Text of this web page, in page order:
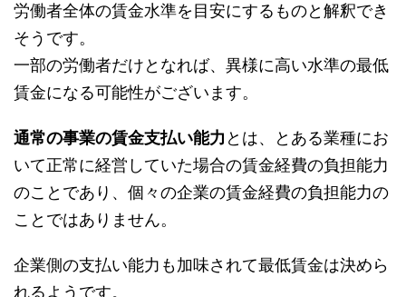
労働者全体の賃金水準を目安にするものと解釈でき
そうです。
一部の労働者だけとなれば、異様に高い水準の最低
賃金になる可能性がございます。
通常の事業の賃金支払い能力 とは、とある業種にお
いて正常に経営していた場合の賃金経費の負担能力
のことであり、個々の企業の賃金経費の負担能力の
ことではありません。
企業側の支払い能力も加味されて最低賃金は決めら
れるようです。